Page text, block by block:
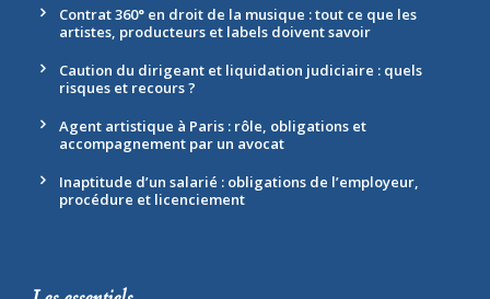
Contrat 360° en droit de la musique : tout ce que les
artistes, producteurs et labels doivent savoir
Caution du dirigeant et liquidation judiciaire : quels
risques et recours ?
Agent artistique à Paris : rôle, obligations et
accompagnement par un avocat
Inaptitude d’un salarié : obligations de l’employeur,
procédure et licenciement